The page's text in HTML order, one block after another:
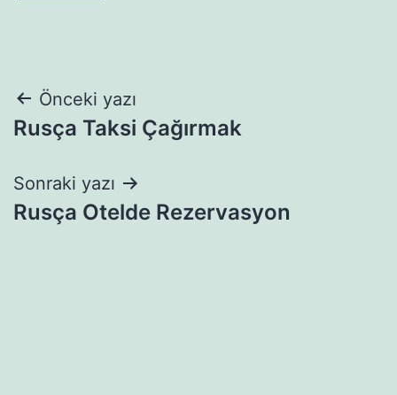
Yazı
gezinmesi
Önceki yazı
Rusça Taksi Çağırmak
Sonraki yazı
Rusça Otelde Rezervasyon